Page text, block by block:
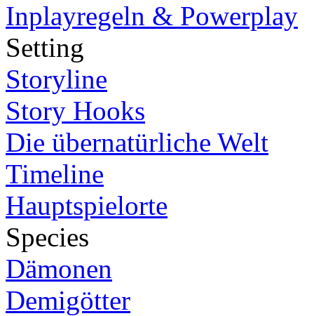
Inplayregeln & Powerplay
Setting
Storyline
Story Hooks
Die übernatürliche Welt
Timeline
Hauptspielorte
Species
Dämonen
Demigötter